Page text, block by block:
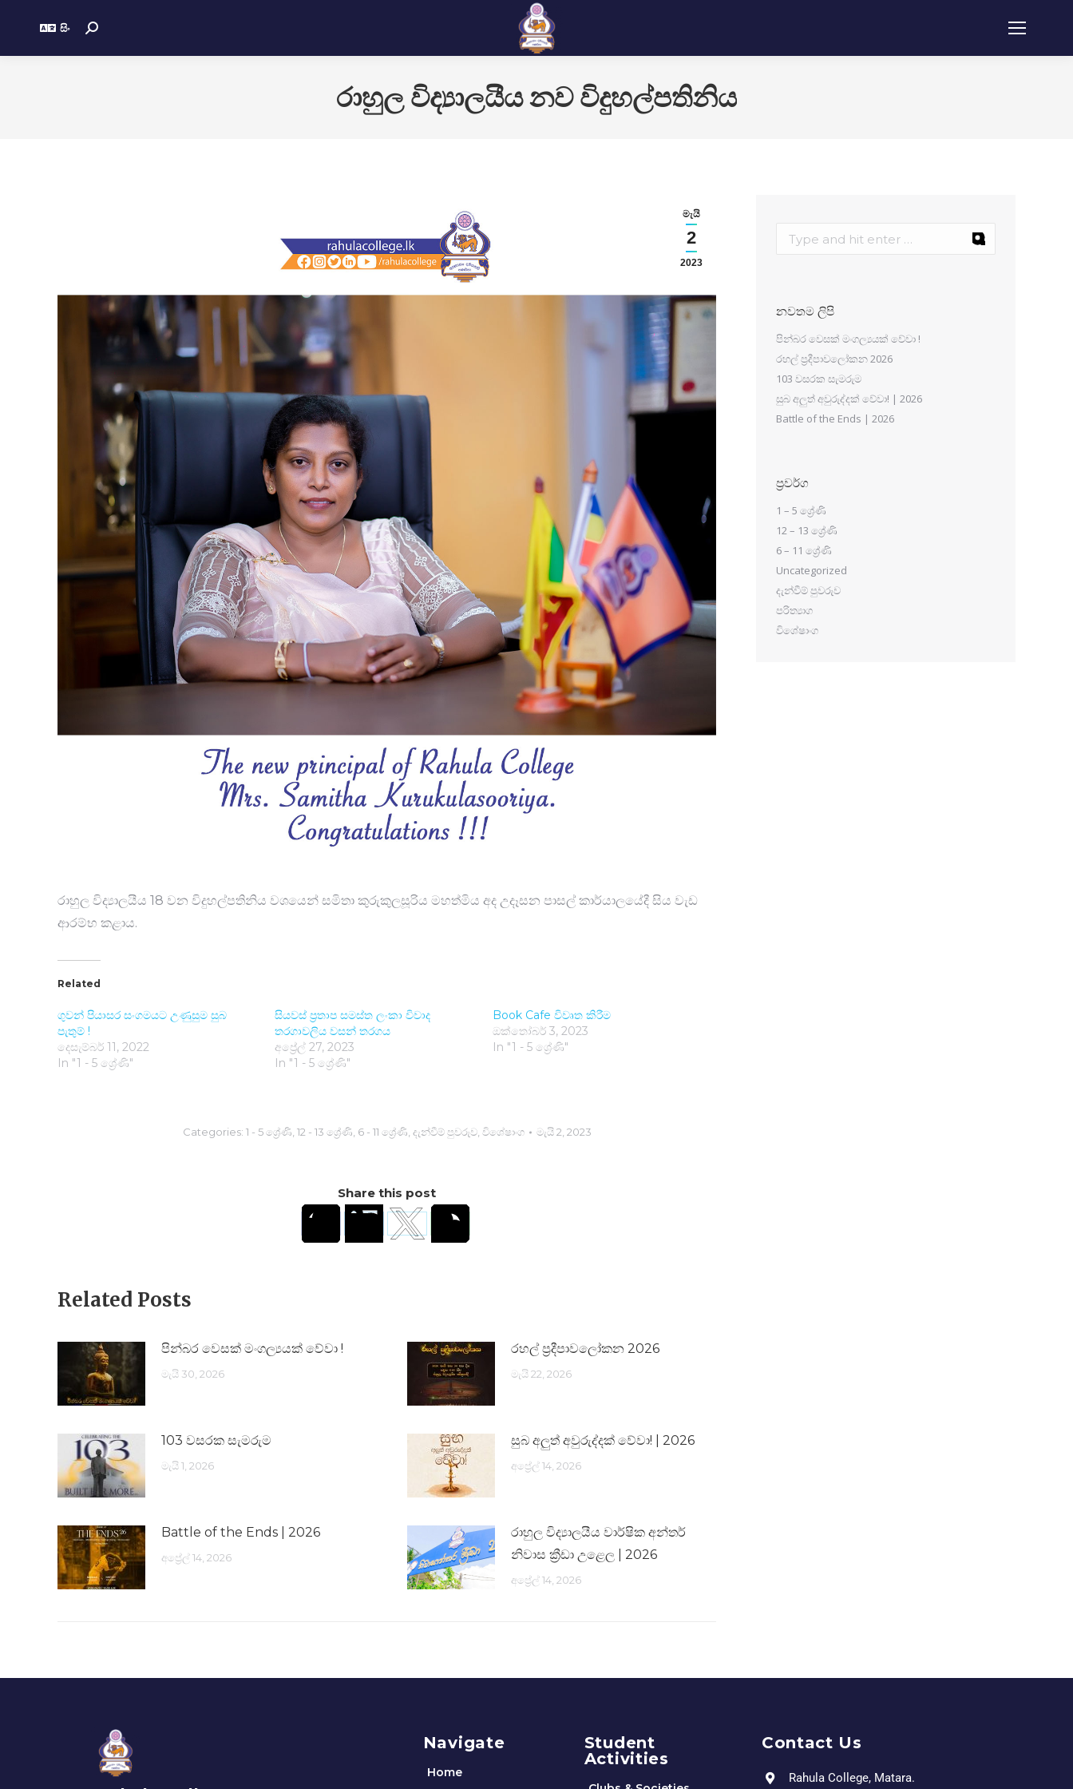
සිං
රාහුල විද්‍යාලයීය නව විදුහල්පතිනි​ය
මැයි
2
2023
රාහුල විද්‍යාලයීය 18 වන විදුහල්පතිනිය වශයෙන් සමිතා කුරුකුලසූරිය මහත්මි​ය අද උදෑසන පාසල් කාර්යාලයේදී සිය වැඩ
ආරම්භ කළාය.
Related
ගුවන් පියාසර සංගමයට උණුසුම සුබ
පැතුම් !
දෙසැම්බර් 11, 2022
In "1 - 5 ශ්‍රේණි"
සියවස් ප්‍රතාප සමස්ත ලංකා විවාද
තරගාවලි​ය වසන් තරග​ය
අප්‍රේල් 27, 2023
In "1 - 5 ශ්‍රේණි"
Book Cafe විවෘත කිරී​ම
ඔක්තෝබර් 3, 2023
In "1 - 5 ශ්‍රේණි"
Categories: 1 - 5 ශ්‍රේණි 12 - 13 ශ්‍රේණි 6 - 11 ශ්‍රේණි දැන්වීම් පුවරුව, විශේෂාංග මැයි 2, 2023
Share this post
Related Posts
පින්බර වෙසක් මංගල්‍යයක් වේවා !
මැයි 30, 2026
රහල් ප්‍රදීපාවලෝකන 2026
මැයි 22, 2026
103 වසරක සැමරුම
මැයි 1, 2026
සුබ අලුත් අවුරුද්දක් වේවා! | 2026
අප්‍රේල් 14, 2026
Battle of the Ends | 2026
අප්‍රේල් 14, 2026
රාහුල විද්‍යාලයීය වාර්ෂික අන්තර්
නිවාස ක්‍රීඩා උළෙල | 2026
අප්‍රේල් 14, 2026
නවතම ලිපි
පින්බර වෙසක් මංගල්‍යයක් වේවා !
රහල් ප්‍රදීපාවලෝකන 2026
103 වසරක සැමරුම
සුබ අලුත් අවුරුද්දක් වේවා! | 2026
Battle of the Ends | 2026
ප්‍රවර්ග
1 – 5 ශ්‍රේණි
12 – 13 ශ්‍රේණි
6 – 11 ශ්‍රේණි
Uncategorized
දැන්වීම් පුවරුව
පරිත්‍යාග
විශේෂාංග
Navigate
Home
Student
Activities
Contact Us
Rahula College, Matara.